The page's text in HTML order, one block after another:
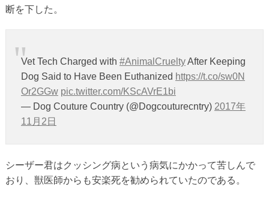
断を下した。
Vet Tech Charged with #AnimalCrueltyAfter Keeping
Dog Said to Have Been Euthanized https://t.co/sw0N
Or2GGw pic.twitter.com/KScAVrE1bi
— Dog Couture Country (@Dogcouturecntry) 2017年
11月2日
シーザー君はクッシング病という病気にかかって苦しんで
おり、獣医師からも安楽死を勧められていたのである。